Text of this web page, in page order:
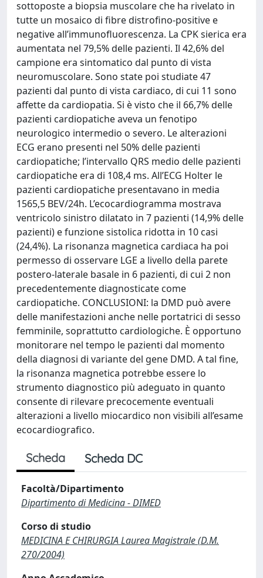
sottoposte a biopsia muscolare che ha rivelato in
tutte un mosaico di fibre distrofino-positive e
negative all’immunofluorescenza. La CPK sierica era
aumentata nel 79,5% delle pazienti. Il 42,6% del
campione era sintomatico dal punto di vista
neuromuscolare. Sono state poi studiate 47
pazienti dal punto di vista cardiaco, di cui 11 sono
affette da cardiopatia. Si è visto che il 66,7% delle
pazienti cardiopatiche aveva un fenotipo
neurologico intermedio o severo. Le alterazioni
ECG erano presenti nel 50% delle pazienti
cardiopatiche; l’intervallo QRS medio delle pazienti
cardiopatiche era di 108,4 ms. All’ECG Holter le
pazienti cardiopatiche presentavano in media
1565,5 BEV/24h. L’ecocardiogramma mostrava
ventricolo sinistro dilatato in 7 pazienti (14,9% delle
pazienti) e funzione sistolica ridotta in 10 casi
(24,4%). La risonanza magnetica cardiaca ha poi
permesso di osservare LGE a livello della parete
postero-laterale basale in 6 pazienti, di cui 2 non
precedentemente diagnosticate come
cardiopatiche. CONCLUSIONI: la DMD può avere
delle manifestazioni anche nelle portatrici di sesso
femminile, soprattutto cardiologiche. È opportuno
monitorare nel tempo le pazienti dal momento
della diagnosi di variante del gene DMD. A tal fine,
la risonanza magnetica potrebbe essere lo
strumento diagnostico più adeguato in quanto
consente di rilevare precocemente eventuali
alterazioni a livello miocardico non visibili all’esame
ecocardiografico.
Scheda Scheda DC
Facoltà/Dipartimento
Dipartimento di Medicina - DIMED
Corso di studio
MEDICINA E CHIRURGIA Laurea Magistrale (D.M.
270/2004)